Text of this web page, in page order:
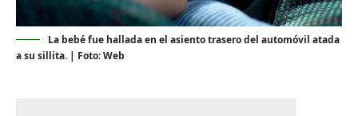
La bebé fue hallada en el asiento trasero del automóvil atada
a su sillita. | Foto: Web